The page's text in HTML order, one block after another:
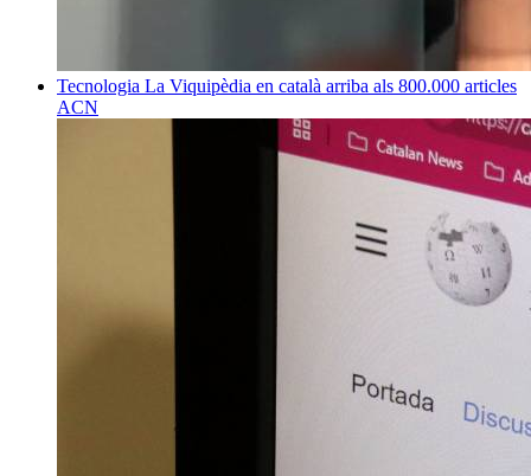
Tecnologia La Viquipèdia en català arriba als 800.000 articles
ACN